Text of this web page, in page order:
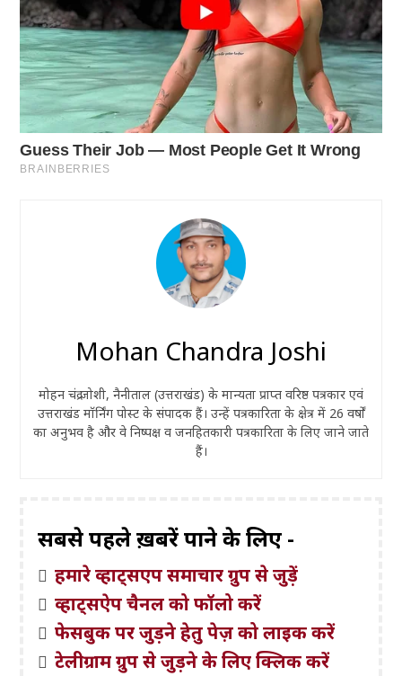
Mohan Chandra Joshi
मोहन चंद्र जोशी, नैनीताल (उत्तराखंड) के मान्यता प्राप्त वरिष्ठ पत्रकार एवं
उत्तराखंड मॉर्निंग पोस्ट के संपादक हैं। उन्हें पत्रकारिता के क्षेत्र में 26 वर्षों
का अनुभव है और वे निष्पक्ष व जनहितकारी पत्रकारिता के लिए जाने जाते
हैं।
सबसे पहले ख़बरें पाने के लिए -
हमारे व्हाट्सएप समाचार ग्रुप से जुड़ें
व्हाट्सऐप चैनल को फॉलो करें
फेसबुक पर जुड़ने हेतु पेज़ को लाइक करें
टेलीग्राम ग्रुप से जुड़ने के लिए क्लिक करें